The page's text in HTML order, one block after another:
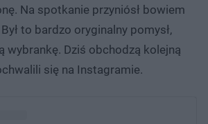
Na spotkanie przyniósł bowiem
to bardzo oryginalny pomysł,
wybrankę. Dziś obchodzą kolejną
się na Instagramie.